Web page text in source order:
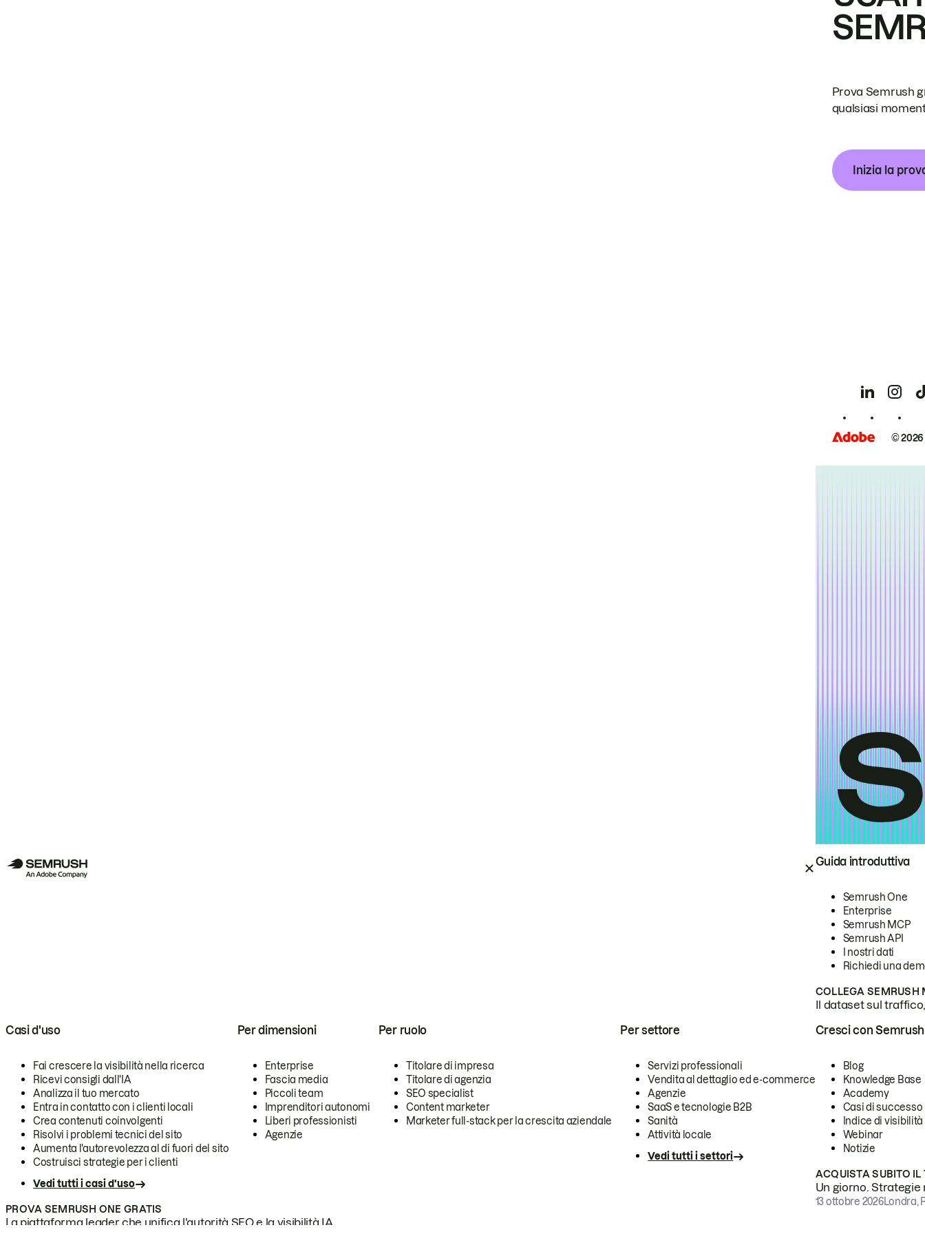
Guida introduttiva
Semrush One
Enterprise
Semrush MCP
Semrush API
I nostri dati
Richiedi una
COLLEGA SEMRUSH
Il dataset sul
Casi d'uso
Fai crescere la visibilità nella ricerca
Ricevi consigli dall'IA
Analizza il tuo mercato
Entra in contatto con i clienti locali
Crea contenuti coinvolgenti
Risolvi i problemi tecnici del sito
Aumenta l'autorevolezza al di fuori del sito
Costruisci strategie per i clienti
Vedi tutti i casi d'uso
Per dimensioni
Enterprise
Fascia media
Piccoli team
Imprenditori autonomi
Liberi professionisti
Agenzie
Per ruolo
Titolare di impresa
Titolare di agenzia
SEO specialist
Content marketer
Marketer full-stack per la crescita aziendale
Per settore
Servizi professionali
Vendita al dettaglio ed e-commerce
Agenzie
SaaS e tecnologie B2B
Sanità
Attività locale
Vedi tutti i settori
PROVA SEMRUSH ONE GRATIS
La piattaforma leader che unifica l'autorità SEO e la visibilità IA.
Cresci con Semrush
Blog
Knowledge Base
Academy
Casi di successo
Indice di visibilità
Webinar
Notizie
ACQUISTA SUBITO IL
Un giorno.
13 ottobre 2026Londra,
Prova Semrush
qualsiasi
Inizia la
©